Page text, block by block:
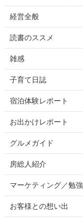
経営全般
読書のススメ
雑感
子育て日誌
宿泊体験レポート
お出かけレポート
グルメガイド
房総人紹介
マーケティング／勉強
お客様との想い出